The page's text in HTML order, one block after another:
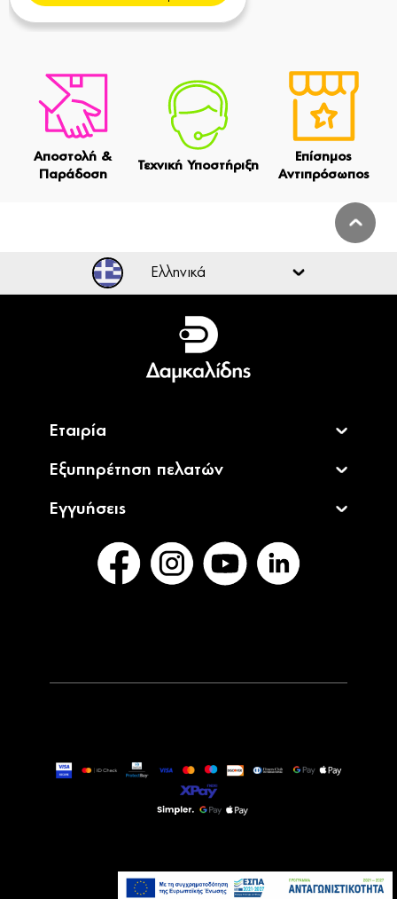
Αποστολή &
Παράδοση
Τεχνική Υποστήριξη
Επίσημος
Αντιπρόσωπος
Ελληνικά
Ελληνικά
English
Εταιρία
Εξυπηρέτηση πελατών
Εγγυήσεις